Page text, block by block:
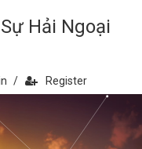
Hải Ngoại
/ Register